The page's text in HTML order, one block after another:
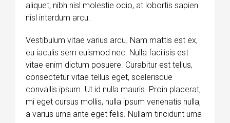
aliquet, nibh nisl molestie odio, at lobortis sapien
nisl interdum arcu.
Vestibulum vitae varius arcu. Nam mattis est ex,
eu iaculis sem euismod nec. Nulla facilisis est
vitae enim dictum posuere. Curabitur est tellus,
consectetur vitae tellus eget, scelerisque
convallis ipsum. Ut id nulla mauris. Proin placerat,
mi eget cursus mollis, nulla ipsum venenatis nulla,
a varius urna ante eget felis. Nullam tincidunt urna